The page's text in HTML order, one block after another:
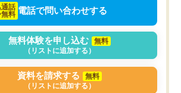
通話
無料 電話で問い合わせする
無料体験を申し込む
無料
（リストに追加する）
資料を請求する
無料
（リストに追加する）